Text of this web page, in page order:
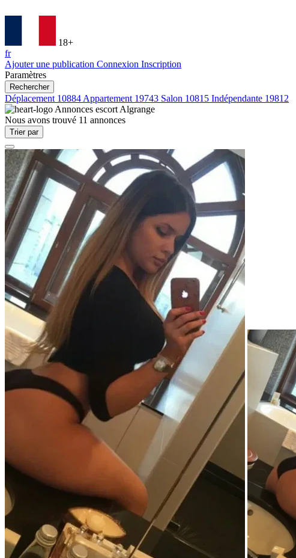
18+
fr
Ajouter une publication Connexion Inscription
Paramètres
Rechercher
Déplacement 10884 Appartement 19743 Salon 10815 Indépendante 19812
Annonces escort Algrange
Nous avons trouvé 11 annonces
Trier par